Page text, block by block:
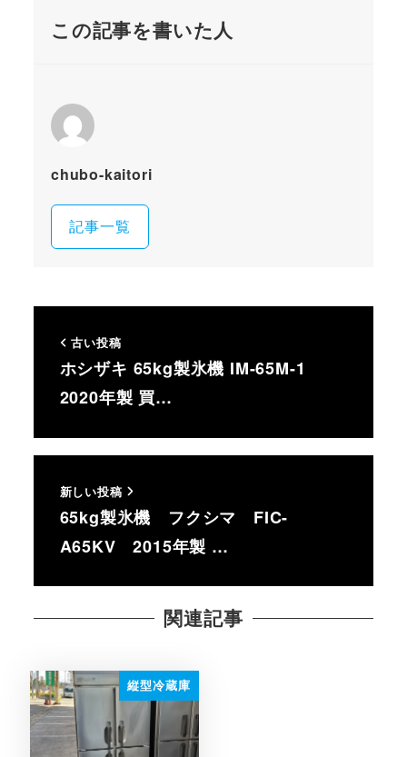
この記事を書いた人
chubo-kaitori
記事一覧
古い投稿
ホシザキ 65kg製氷機 IM-65M-1
2020年製 買…
新しい投稿
65kg製氷機 フクシマ FIC-
A65KV 2015年製 …
関連記事
縦型冷蔵庫